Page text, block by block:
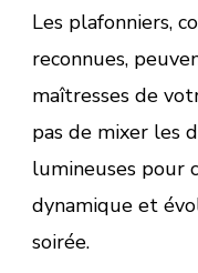
Les plafonniers,
reconnues,
maîtresses de
pas de mixer les
lumineuses pour
dynamique et
soirée.